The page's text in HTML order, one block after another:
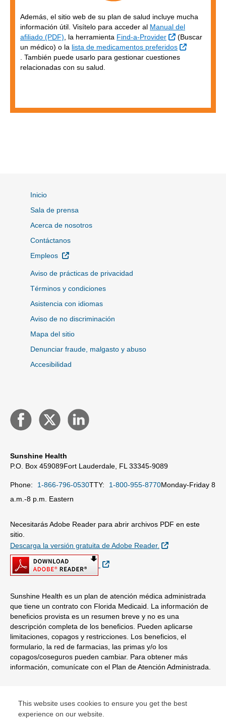
This website uses cookies to ensure you get the best
experience on our website.
Además, el sitio web de su plan de salud incluye mucha
información útil. Visítelo para acceder al Manual del
afiliado (PDF) , la herramienta Find-a-Provider Sitio Externo
(Buscar
un médico) o la lista de medicamentos preferidos
Sitio Externo
. También puede usarlo para gestionar cuestiones
relacionadas con su salud.
Inicio
Sala de prensa
Acerca de nosotros
Contáctanos
Empleos
Sitio Externo
Aviso de prácticas de privacidad
Términos y condiciones
Asistencia con idiomas
Aviso de no discriminación
Mapa del sitio
Denunciar fraude, malgasto y abuso
Accesibilidad
Sunshine Health
P.O. Box 459089Fort Lauderdale, FL 33345-9089
Phone: 1-866-796-0530TTY: 1-800-955-8770Monday-Friday 8
a.m.-8 p.m. Eastern
Necesitarás Adobe Reader para abrir archivos PDF en este
sitio.
Descarga la versión gratuita de Adobe Reader.
Sitio Externo
Sitio Externo
Sunshine Health es un plan de atención médica administrada
que tiene un contrato con Florida Medicaid. La información de
beneficios provista es un resumen breve y no es una
descripción completa de los beneficios. Pueden aplicarse
limitaciones, copagos y restricciones. Los beneficios, el
formulario, la red de farmacias, las primas y/o los
copagos/coseguros pueden cambiar. Para obtener más
información, comunícate con el Plan de Atención Administrada.